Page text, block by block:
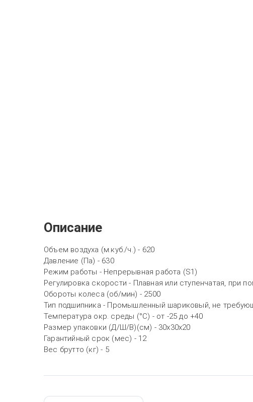
Описание
Объем воздуха (м.куб./ч.) - 620
Давление (Па) - 630
Режим работы - Непрерывная работа (S1)
Регулировка скорости - Плавная или ступенчатая, при
Обороты колеса (об/мин) - 2500
Тип подшипника - Промышленный шариковый, не
Температура окр. среды (°C) - от -25 до +40
Размер упаковки (Д/Ш/В)(см) - 30х30х20
Гарантийный срок (мес) - 12
Вес брутто (кг) - 5